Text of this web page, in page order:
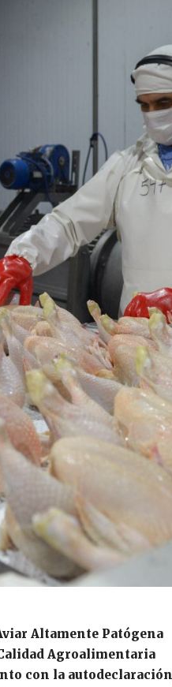
Altamente Patógena
Agroalimentaria
con la autodeclaración